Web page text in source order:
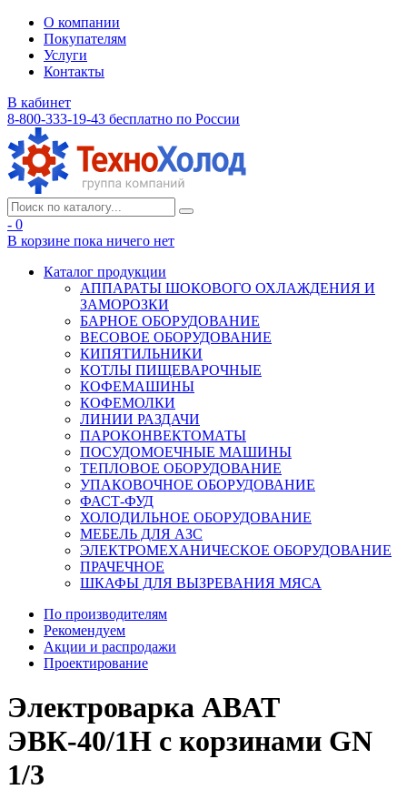
О компании
Покупателям
Услуги
Контакты
В кабинет
8-800-333-19-43 бесплатно по России
- 0
В корзине пока ничего нет
Каталог продукции
АППАРАТЫ ШОКОВОГО ОХЛАЖДЕНИЯ И
ЗАМОРОЗКИ
БАРНОЕ ОБОРУДОВАНИЕ
ВЕСОВОЕ ОБОРУДОВАНИЕ
КИПЯТИЛЬНИКИ
КОТЛЫ ПИЩЕВАРОЧНЫЕ
КОФЕМАШИНЫ
КОФЕМОЛКИ
ЛИНИИ РАЗДАЧИ
ПАРОКОНВЕКТОМАТЫ
ПОСУДОМОЕЧНЫЕ МАШИНЫ
ТЕПЛОВОЕ ОБОРУДОВАНИЕ
УПАКОВОЧНОЕ ОБОРУДОВАНИЕ
ФАСТ-ФУД
ХОЛОДИЛЬНОЕ ОБОРУДОВАНИЕ
МЕБЕЛЬ ДЛЯ АЗС
ЭЛЕКТРОМЕХАНИЧЕСКОЕ ОБОРУДОВАНИЕ
ПРАЧЕЧНОЕ
ШКАФЫ ДЛЯ ВЫЗРЕВАНИЯ МЯСА
По производителям
Рекомендуем
Акции и распродажи
Проектирование
Электроварка ABAT
ЭВК-40/1Н с корзинами GN
1/3